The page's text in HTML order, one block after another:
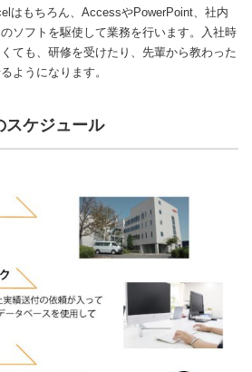
はもちろん、AccessやPowerPoint、社内
ソフトを駆使して業務を行います。入社時
ても、研修を受けたり、先輩から教わった
ようになります。
スケジュール